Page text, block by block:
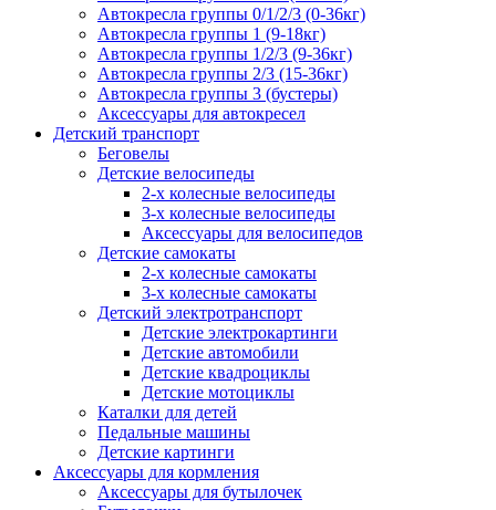
Автокресла группы 0/1/2/3 (0-36кг)
Автокресла группы 1 (9-18кг)
Автокресла группы 1/2/3 (9-36кг)
Автокресла группы 2/3 (15-36кг)
Автокресла группы 3 (бустеры)
Аксессуары для автокресел
Детский транспорт
Беговелы
Детские велосипеды
2-х колесные велосипеды
3-х колесные велосипеды
Аксессуары для велосипедов
Детские самокаты
2-х колесные самокаты
3-х колесные самокаты
Детский электротранспорт
Детские электрокартинги
Детские автомобили
Детские квадроциклы
Детские мотоциклы
Каталки для детей
Педальные машины
Детские картинги
Аксессуары для кормления
Аксессуары для бутылочек